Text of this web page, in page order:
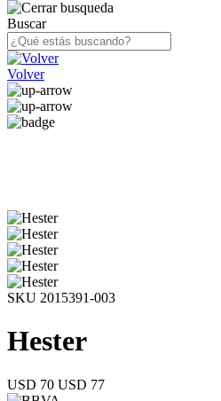
Buscar
Volver
SKU 2015391-003
Hester
USD 70 USD 77